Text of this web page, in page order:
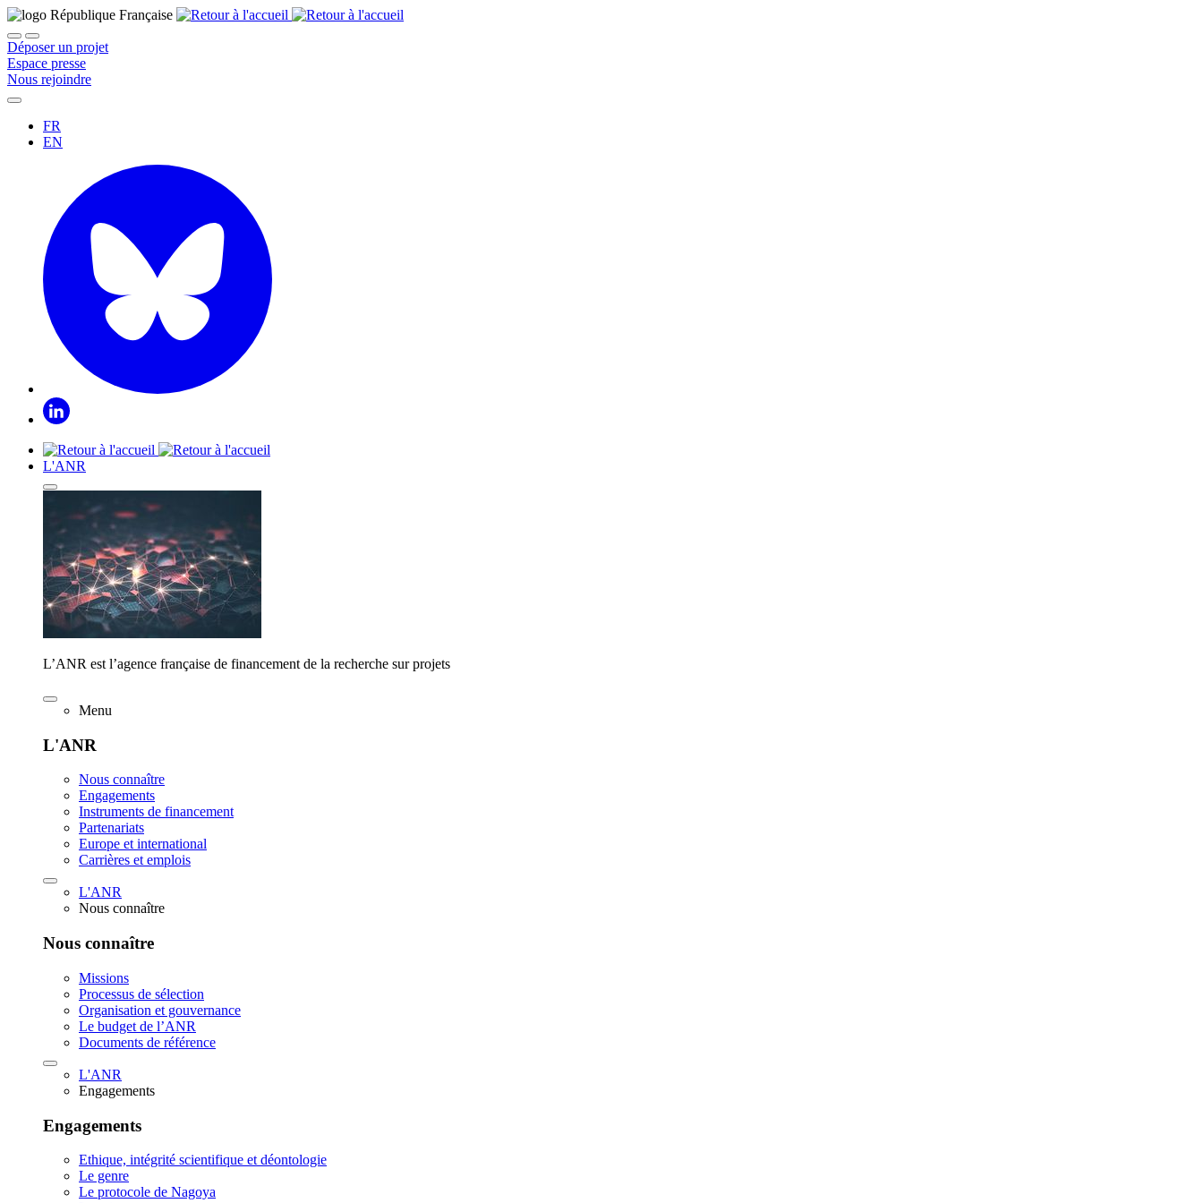
Déposer un projet
Espace presse
Nous rejoindre
FR
EN
L'ANR
L’ANR est l’agence française de financement de la recherche sur projets
Menu
L'ANR
Nous connaître
Engagements
Instruments de financement
Partenariats
Europe et international
Carrières et emplois
L'ANR
Nous connaître
Nous connaître
Missions
Processus de sélection
Organisation et gouvernance
Le budget de l’ANR
Documents de référence
L'ANR
Engagements
Engagements
Ethique, intégrité scientifique et déontologie
Le genre
Le protocole de Nagoya